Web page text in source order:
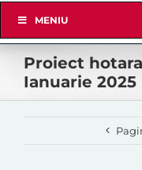
Navigation
MENIU
Proiect
Ianuarie 2025